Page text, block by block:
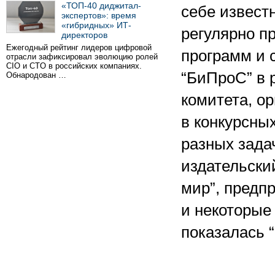
«ТОП-40 диджитал-
экспертов»: время
«гибридных» ИТ-
директоров
Ежегодный рейтинг лидеров цифровой
отрасли зафиксировал эволюцию ролей
CIO и CTO в российских компаниях.
Обнародован …
себе
регулярно
программ и
“БиПроС” в
комитета,
в
разных
мир”,
и
показалась